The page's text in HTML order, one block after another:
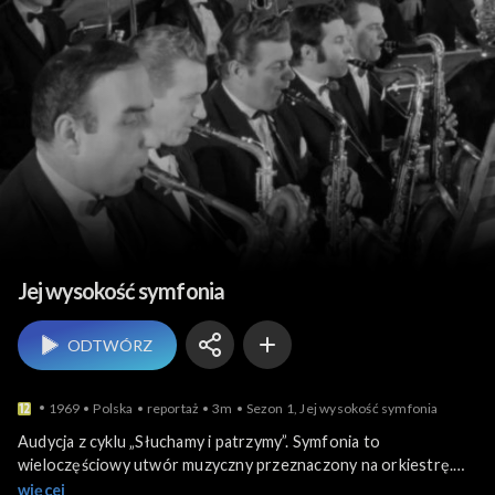
Muzyka
Jej wysokość symfonia
ODTWÓRZ
1969 Polska reportaż 3m Sezon 1, Jej wysokość symfonia
Audycja z cyklu „Słuchamy i patrzymy”. Symfonia to
wieloczęściowy utwór muzyczny przeznaczony na orkiestrę.
Symfonia jest to reprezentatywny gatunek muzyki
więcej